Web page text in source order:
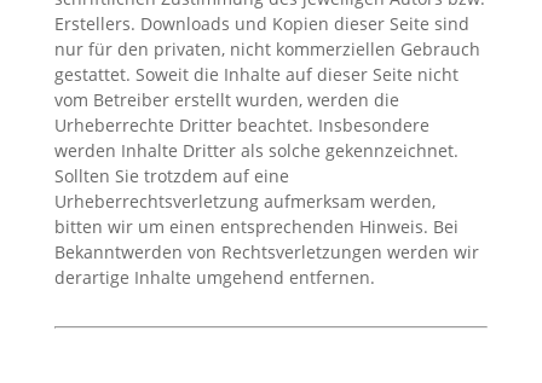
Erstellers. Downloads und Kopien dieser Seite sind
nur für den privaten, nicht kommerziellen Gebrauch
gestattet. Soweit die Inhalte auf dieser Seite nicht
vom Betreiber erstellt wurden, werden die
Urheberrechte Dritter beachtet. Insbesondere
werden Inhalte Dritter als solche gekennzeichnet.
Sollten Sie trotzdem auf eine
Urheberrechtsverletzung aufmerksam werden,
bitten wir um einen entsprechenden Hinweis. Bei
Bekanntwerden von Rechtsverletzungen werden wir
derartige Inhalte umgehend entfernen.